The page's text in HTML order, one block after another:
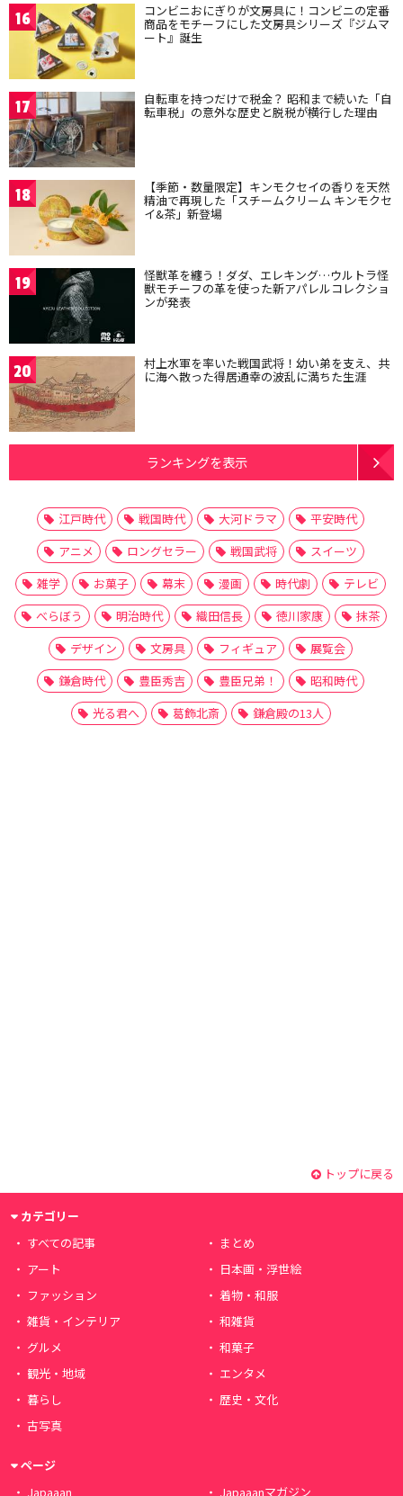
16 コンビニおにぎりが文房具に！コンビニの定番
商品をモチーフにした文房具シリーズ『ジムマ
ート』誕生
17 自転車を持つだけで税金？ 昭和まで続いた「自
転車税」の意外な歴史と脱税が横行した理由
18 【季節・数量限定】キンモクセイの香りを天然
精油で再現した「スチームクリーム キンモクセ
イ&茶」新登場
19 怪獣革を纏う！ダダ、エレキング…ウルトラ怪
獣モチーフの革を使った新アパレルコレクショ
ンが発表
20 村上水軍を率いた戦国武将！幼い弟を支え、共
に海へ散った得居通幸の波乱に満ちた生涯
ランキングを表示
江戸時代 戦国時代 大河ドラマ
平安時代
アニメ
ロングセラー 戦国武将
スイーツ
雑学
お菓子 幕末 漫画 時代劇
テレビ
べらぼう
明治時代 織田信長 徳川家康
抹茶
デザイン
文房具 フィギュア
展覧会
鎌倉時代
豊臣秀吉 豊臣兄弟！
昭和時代
光る君へ
葛飾北斎 鎌倉殿の13人
トップに戻る
カテゴリー
すべての記事
まとめ
アート
日本画・浮世絵
ファッション
着物・和服
雑貨・インテリア
和雑貨
グルメ
和菓子
観光・地域
エンタメ
暮らし
歴史・文化
古写真
ページ
Japaaan
Japaaanマガジン